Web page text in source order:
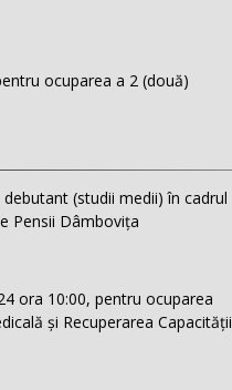
ocuparea a 2 (două)
(studii medii) în cadrul
Pensii Dâmbovița
ora 10:00, pentru ocuparea
și Recuperarea Capacității